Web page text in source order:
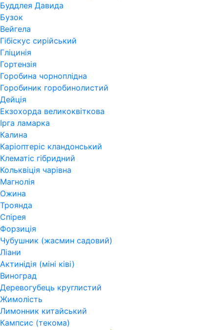
Буддлея Давида
Бузок
Вейгела
Гібіскус сирійський
Гліцинія
Гортензія
Горобина чорноплідна
Горобиник горобинолистий
Дейція
Екзохорда великоквіткова
Ірга ламарка
Калина
Каріоптеріс кландонський
Клематіс гібридний
Кольквіція чарівна
Магнолія
Ожина
Троянда
Спірея
Форзиція
Чубушник (жасмин садовий)
Ліани
Актинідія (міні ківі)
Виноград
Деревогубець круглистий
Жимолість
Лимонник китайський
Кампсис (текома)